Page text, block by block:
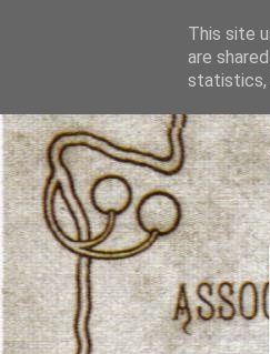
This site
are
statistics,